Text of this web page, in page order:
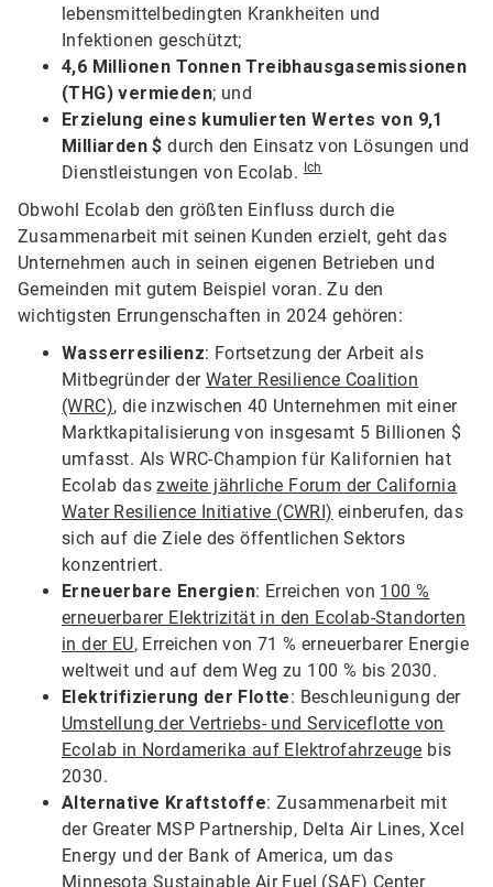
lebensmittelbedingten Krankheiten und
Infektionen geschützt;
4,6 Millionen Tonnen Treibhausgasemissionen
(THG) vermieden; und
Erzielung eines kumulierten Wertes von 9,1
Milliarden $ durch den Einsatz von Lösungen und
Dienstleistungen von Ecolab. Ich
Obwohl Ecolab den größten Einfluss durch die
Zusammenarbeit mit seinen Kunden erzielt, geht das
Unternehmen auch in seinen eigenen Betrieben und
Gemeinden mit gutem Beispiel voran. Zu den
wichtigsten Errungenschaften in 2024 gehören:
Wasserresilienz: Fortsetzung der Arbeit als
Mitbegründer der Water Resilience Coalition
(WRC), die inzwischen 40 Unternehmen mit einer
Marktkapitalisierung von insgesamt 5 Billionen $
umfasst. Als WRC-Champion für Kalifornien hat
Ecolab daszweite jährliche Forum der California
Water Resilience Initiative (CWRI) ​​​​​​​ einberufen, das
sich auf die Ziele des öffentlichen Sektors
konzentriert.
Erneuerbare Energien: Erreichen von 100 %
erneuerbarer Elektrizität in den Ecolab-Standorten
in der EU, Erreichen von 71 % erneuerbarer Energie
weltweit und auf dem Weg zu 100 % bis 2030.
Elektrifizierung der Flotte: Beschleunigung der
Umstellung der Vertriebs- und Serviceflotte von
Ecolab in Nordamerika auf Elektrofahrzeuge bis
2030.
Alternative Kraftstoffe: Zusammenarbeit mit
der Greater MSP Partnership, Delta Air Lines, Xcel
Energy und der Bank of America, um das
Minnesota Sustainable Air Fuel (SAF) Center